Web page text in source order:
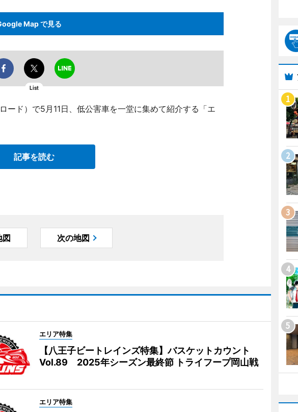
Map で見る
List
ード）で5月11日、低公害車を一堂に集めて紹介する「エ
記事を読む
図 次の地図
エリア特集
【八王子ビートレインズ特集】バスケットカウント
Vol.89 2025年シーズン最終節 トライフープ岡山戦
エリア特集